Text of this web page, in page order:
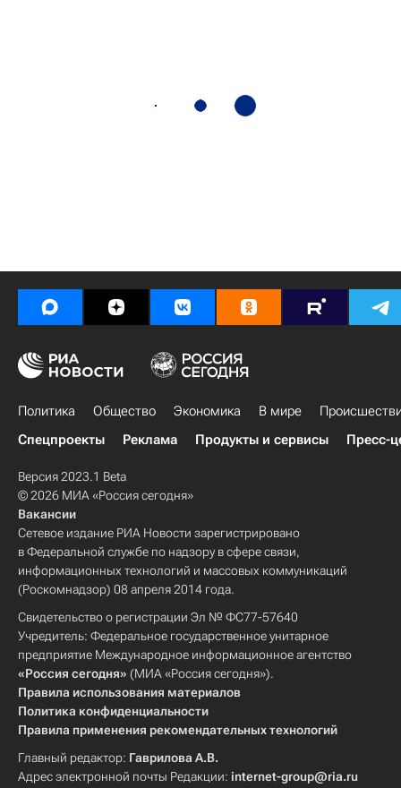
Политика Общество Экономика В мире
Спецпроекты
Реклама Продукты и сервисы Пресс-
Версия 2023.1 Beta
© 2026 МИА «Россия сегодня»
Вакансии
Сетевое издание РИА Новости зарегистрировано
в Федеральной службе по надзору в сфере связи,
информационных технологий и массовых коммуникаций
(Роскомнадзор) 08 апреля 2014 года.
Свидетельство о регистрации Эл № ФС77-57640
Учредитель: Федеральное государственное унитарное
предприятие Международное информационное агентство
«Россия сегодня» (МИА «Россия сегодня»).
Правила использования материалов
Политика конфиденциальности
Правила применения рекомендательных технологий
Главный редактор: Гаврилова А.В.
Адрес электронной почты Редакции: internet-group@ria.ru